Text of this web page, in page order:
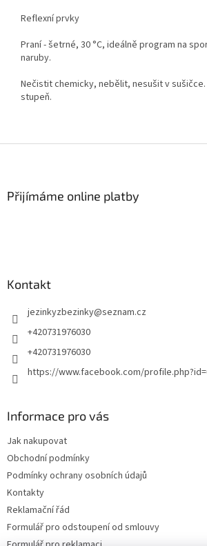
Reflexní prvky
Praní - šetrné, 30 °C, ideálně program na
naruby.
Nečistit chemicky, nebělit, nesušit v
stupeň.
Přijímáme online platby
Kontakt
jezinkyzbezinky@seznam.cz
+420731976030
+420731976030
https://www.facebook.com/
Informace pro vás
Jak nakupovat
Obchodní podmínky
Podmínky ochrany osobních údajů
Kontakty
Reklamační řád
Formulář pro odstoupení od smlouvy